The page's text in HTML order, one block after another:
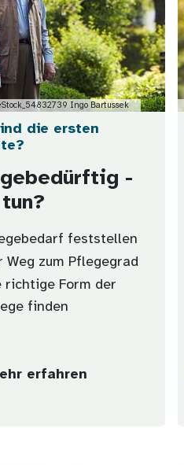
Ingo Bartussek
die ersten
-
feststellen
Weg zum Pflegegrad
richtige Form der
finden
erfahren